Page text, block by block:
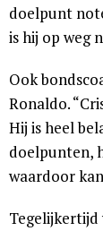
doelpunt
is hij op weg
Ook
Ronaldo.
Hij is heel
doelpunten,
waardoor
Tegelijkertijd